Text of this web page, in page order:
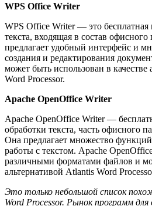
WPS Office Writer
WPS Office Writer — это бесплатная
текста, входящая в состав
предлагает удобный интерфейс и
создания и редактирования
может быть использован в качестве
Word Processor.
Apache OpenOffice Writer
Apache OpenOffice Writer —
обработки текста, часть офисного
Она предлагает множество
работы с текстом. Apache
различными форматами файлов и
альтернативой Atlantis Word
Это только небольшой список
Word Processor. Рынок программ